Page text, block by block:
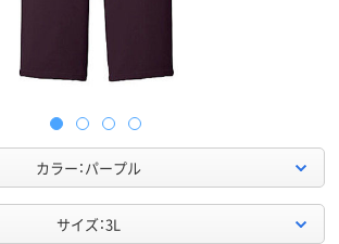
カラー：パープル
サイズ：3L